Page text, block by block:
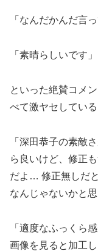
「なんだかんだ言
「素晴らしいです」
といった絶賛コメ
べて激ヤセしている
「深田恭子の素敵
ら良いけど、修正
だよ… 修正無しだ
なんじゃないかと
「適度なふっくら
画像を見ると加工